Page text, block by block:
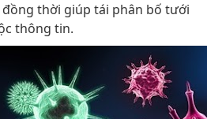
thời giúp tái phân bố tưới
thông tin.